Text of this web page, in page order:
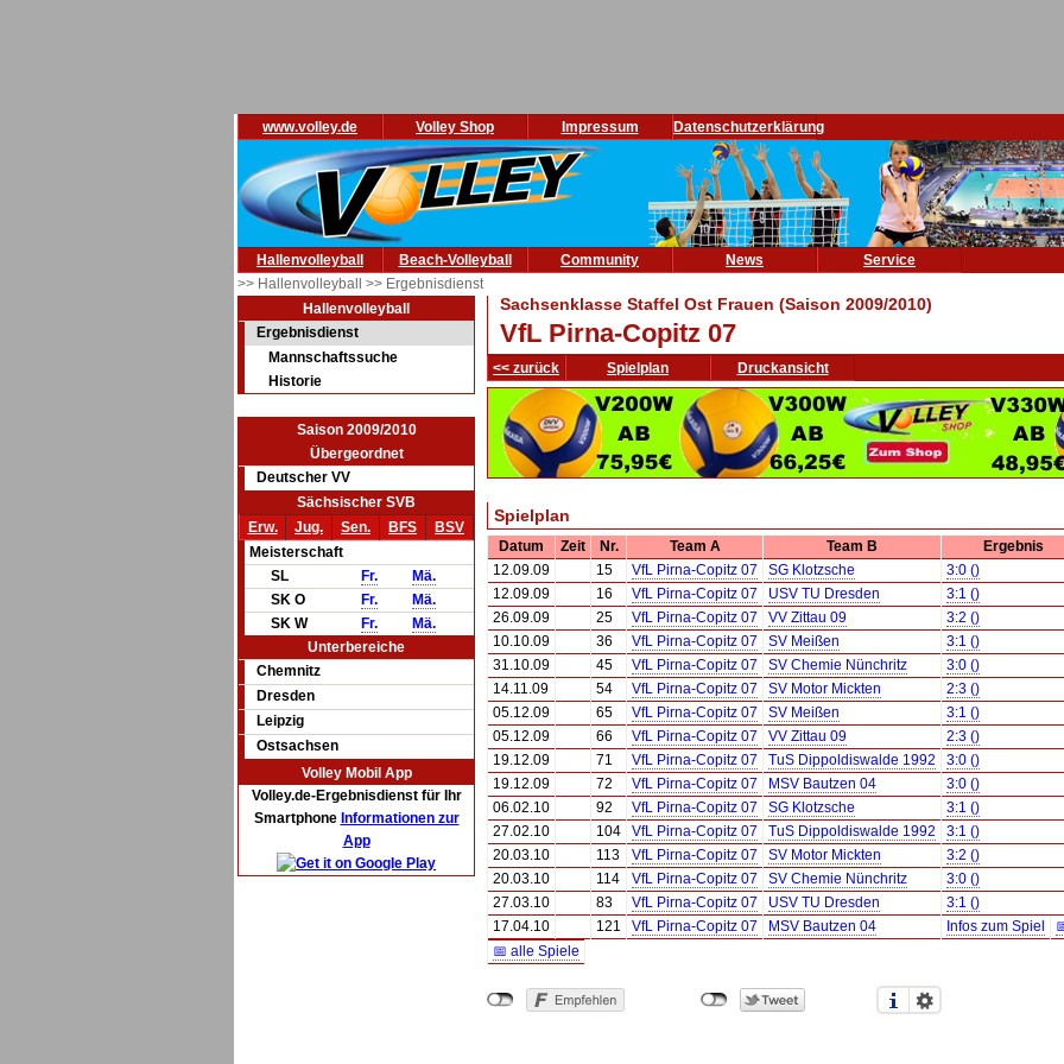
www.volley.de Volley Shop Impressum Datenschutzerklärung
Hallenvolleyball Beach-Volleyball Community News
Service
>> Hallenvolleyball >> Ergebnisdienst
Hallenvolleyball
Ergebnisdienst
Mannschaftssuche
Historie
Saison 2009/2010
Übergeordnet
Deutscher VV
Sächsischer SVB
Erw.
Jug. Sen. BFS
BSV
Meisterschaft
SL
Fr.
Mä.
SK O
Fr.
Mä.
SK W
Fr.
Mä.
Unterbereiche
Chemnitz
Dresden
Leipzig
Ostsachsen
Volley Mobil App
Volley.de-Ergebnisdienst für Ihr
Smartphone Informationen zur
App
Sachsenklasse Staffel Ost Frauen (Saison 2009/2010)
VfL Pirna-Copitz 07
<< zurück Spielplan Druckansicht
Spielplan
Datum Zeit Nr. Team A Team B
Ergebnis
12.09.09
15 VfL Pirna-Copitz 07 SG Klotzsche
3:0 ()
12.09.09
16 VfL Pirna-Copitz 07 USV TU Dresden
3:1 ()
26.09.09
25 VfL Pirna-Copitz 07 VV Zittau 09
3:2 ()
10.10.09
36 VfL Pirna-Copitz 07 SV Meißen
3:1 ()
31.10.09
45 VfL Pirna-Copitz 07 SV Chemie Nünchritz
3:0 ()
14.11.09
54 VfL Pirna-Copitz 07 SV Motor Mickten
2:3 ()
05.12.09
65 VfL Pirna-Copitz 07 SV Meißen
3:1 ()
05.12.09
66 VfL Pirna-Copitz 07 VV Zittau 09
2:3 ()
19.12.09
71 VfL Pirna-Copitz 07 TuS Dippoldiswalde 1992
3:0 ()
19.12.09
72 VfL Pirna-Copitz 07 MSV Bautzen 04
3:0 ()
06.02.10
92 VfL Pirna-Copitz 07 SG Klotzsche
3:1 ()
27.02.10
104 VfL Pirna-Copitz 07 TuS Dippoldiswalde 1992
3:1 ()
20.03.10
113 VfL Pirna-Copitz 07 SV Motor Mickten
3:2 ()
20.03.10
114 VfL Pirna-Copitz 07 SV Chemie Nünchritz
3:0 ()
27.03.10
83 VfL Pirna-Copitz 07 USV TU Dresden
3:1 ()
17.04.10
121 VfL Pirna-Copitz 07 MSV Bautzen 04 Infos zum Spiel
📅 alle Spiele